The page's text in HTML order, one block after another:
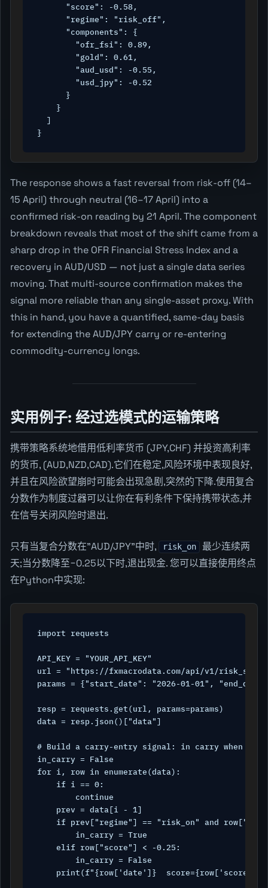
      "score": -0.58,
      "regime": "risk_off",
      "components": {
        "ofr_fsi": 0.89,
        "gold": 0.61,
        "aud_usd": -0.55,
        "usd_jpy": -0.52
      }
    }
  ]
}
The response shows a fast reversal from risk-off (14–
15 April) through neutral (16–17 April) into a
confirmed risk-on reading by 21 April. The component
breakdown reveals that most of the shift came from a
sharp drop in the OFR Financial Stress Index and a
recovery in AUD/USD — not just a single data series
moving. That multi-source confirmation makes the
signal more reliable than any single-asset proxy. With
this in hand, you have a quantified, same-day basis
for extending the AUD/JPY carry or re-entering
commodity-currency longs.
实用例子: 经过选模式的运输策略
携带策略系统地借用低利率货币 (JPY,CHF) 并投资高利率
的货币, (AUD,NZD,CAD).它们在稳定,风险环境中表现良好,
并且在风险欲望崩时可能会出现急剧,突然的下降.使用复合
分数作为制度过器可以让你在有利条件下保持携带状态,并
在信号关闭风险时退出.
只有当复合分数在"AUD/JPY"中时, risk_on
最少连续两
天;当分数降至−0.25以下时,退出现金. 您可以直接使用终点
在Python中实现:
import requests
API_KEY = "YOUR_API_KEY"
url = "https://fxmacrodata.com/api/v1/
params = {"start_date": "2026-01-01",
resp = requests.get(url, params=params)
data = resp.json()["data"]
# Build a carry-entry signal: in carry when
in_carry = False
for i, row in enumerate(data):
    if i == 0:
        continue
    prev = data[i - 1]
if prev["regime"] == "risk_on" and
        in_carry = True
    elif row["score"] < -0.25:
        in_carry = False
print(f"{row['date']}